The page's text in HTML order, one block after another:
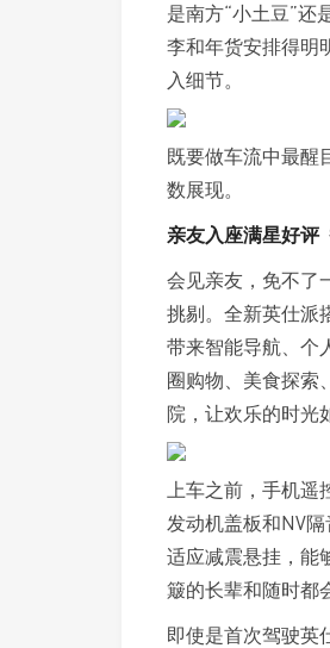
是南方“小土豆”还
李和年货安排得明
入细节。
既要做车流中最醒
数展现。
亲友入座满星好评
会见亲友，免不了
挑剔。全新英仕派
带来智能导航、个
圈购物、美食探索
院，让欢乐的时光
上车之前，手机遥
发动机盖板和NV
适应减震悬挂，能
簸的长辈和随时都
即使是首次驾驶英